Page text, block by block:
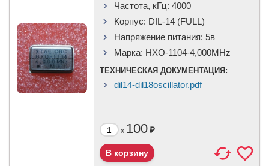
Частота, кГц: 4000
Корпус: DIL-14 (FULL)
Напряжение питания: 5в
Марка: НХО-1104-4,000MHz
ТЕХНИЧЕСКАЯ ДОКУМЕНТАЦИЯ:
dil14-dil18oscillator.pdf
x 100₽